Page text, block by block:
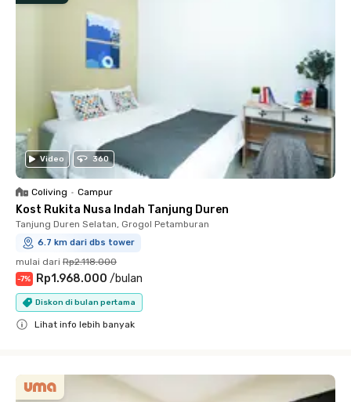
Video 360
Coliving • Campur
Kost Rukita Nusa Indah Tanjung Duren
Tanjung Duren Selatan, Grogol Petamburan
6.7 km dari dbs tower
mulai dari Rp2.118.000
-7% Rp1.968.000 /bulan
Diskon di bulan pertama
Lihat info lebih banyak